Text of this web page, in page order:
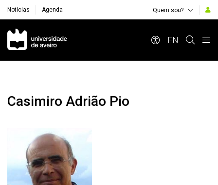
Notícias Agenda Quem sou?
Navegação Principal
EN
Casimiro Adrião Pio